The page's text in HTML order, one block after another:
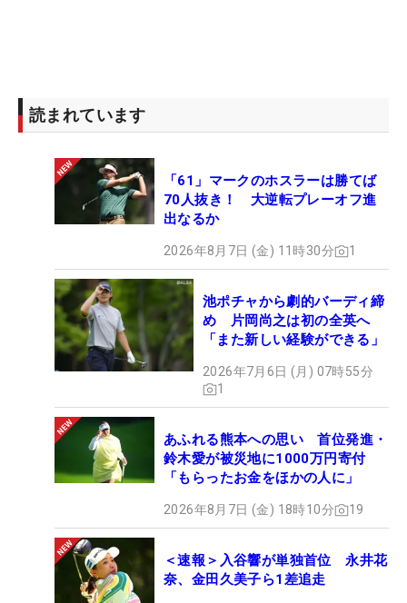
読まれています
「61」マークのホスラーは勝てば
70人抜き！ 大逆転プレーオフ進
出なるか
2026年8月7日 (金) 11時30分 1
池ポチャから劇的バーディ締
め 片岡尚之は初の全英へ
「また新しい経験ができる」
2026年7月6日 (月) 07時55分
1
あふれる熊本への思い 首位発進・
鈴木愛が被災地に1000万円寄付
「もらったお金をほかの人に」
2026年8月7日 (金) 18時10分 19
＜速報＞入谷響が単独首位 永井花
奈、金田久美子ら1差追走